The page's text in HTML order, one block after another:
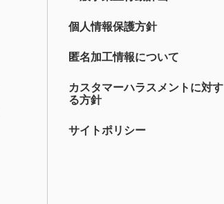
個人情報保護方針
匿名加工情報について
カスタマーハラスメントに対す
る方針
サイトポリシー